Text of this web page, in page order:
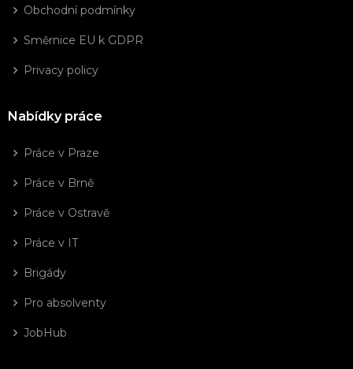
Obchodní podmínky
Směrnice EU k GDPR
Privacy policy
Nabídky práce
Práce v Praze
Práce v Brně
Práce v Ostravě
Práce v IT
Brigády
Pro absolventy
JobHub